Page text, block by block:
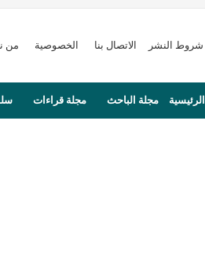
شروط النشر الاتصال بنا الخصوصية من
الرئيسية مجلة الباحث مجلة قراءات